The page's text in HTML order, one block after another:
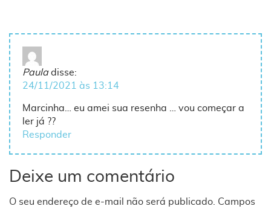
Paula disse:
24/11/2021 às 13:14
Marcinha… eu amei sua resenha … vou começar a
ler já ??
Responder
Deixe um comentário
O seu endereço de e-mail não será publicado. Campos